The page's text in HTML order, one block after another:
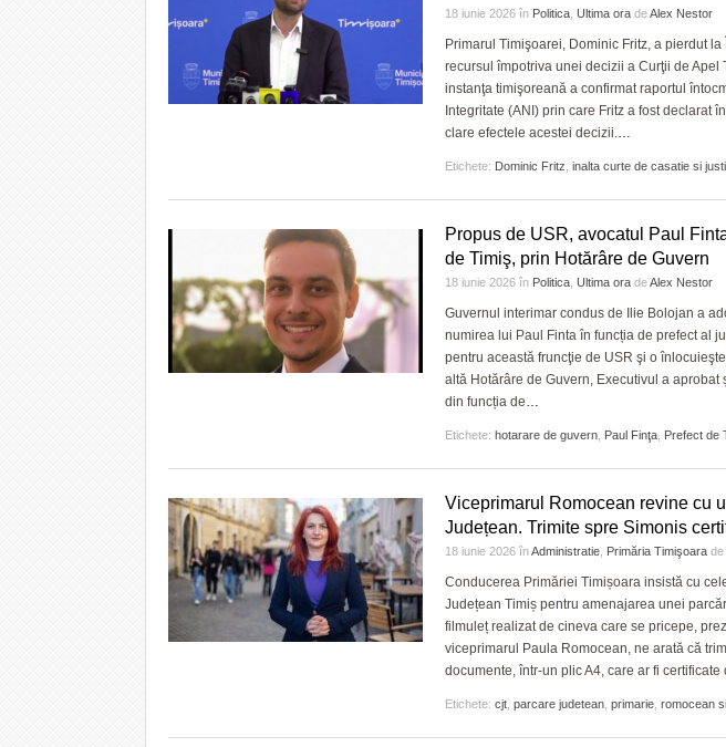
18 iunie 2026 în Politica Ultima ora deAlex Nestor
Primarul Timişoarei, Dominic Fritz, a pierdut
recursul împotriva unei decizii a Curţii de Apel
instanţa timişoreană a confirmat raportul
Integritate (ANI) prin care Fritz a fost declarat
clare efectele acestei decizii.…
Etichete: Dominic Fritz inalta curte de casatie si
Propus de USR, avocatul Paul
de Timiş, prin Hotărâre de Guvern
18 iunie 2026 în Politica Ultima ora deAlex Nestor
Guvernul interimar condus de Ilie Bolojan a
numirea lui Paul Finta în funcția de prefect al
pentru această fruncţie de USR şi o
altă Hotărâre de Guvern, Executivul a
din funcția de…
Etichete: hotarare de guvern Paul Finţa Prefect de
Viceprimarul Romocean revine cu
Județean. Trimite spre Simonis
18 iunie 2026 înAdministratie Primăria Timişoara de
Conducerea Primăriei Timișoara insistă cu
Județean Timiș pentru amenajarea unei
filmuleț realizat de cineva care se pricepe,
viceprimarul Paula Romocean, ne arată că
documente, într-un plic A4, care ar fi certificate
Etichete: cjt parcare judetean primarie romocean